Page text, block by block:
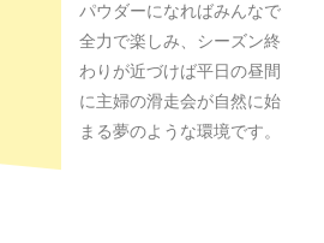
パウダーになればみんなで
全力で楽しみ、シーズン終
わりが近づけば平日の昼間
に主婦の滑走会が自然に始
まる夢のような環境です。